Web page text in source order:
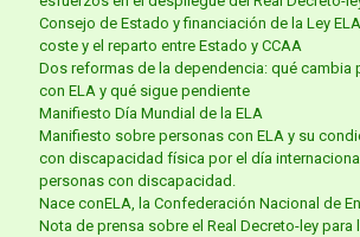
Consejo de Estado y financiación de la Ley
coste y el reparto entre Estado y CCAA
Dos reformas de la dependencia: qué cambia
con ELA y qué sigue pendiente
Manifiesto Día Mundial de la ELA
Manifiesto sobre personas con ELA y su
con discapacidad física por el día
personas con discapacidad.
Nace conELA, la Confederación Nacional de
Nota de prensa sobre el Real Decreto-ley para